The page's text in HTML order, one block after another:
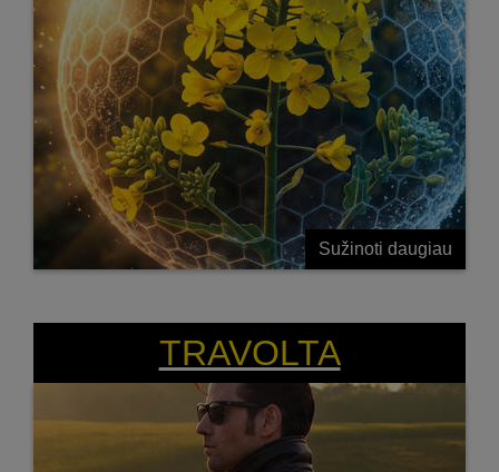
Sužinoti daugiau
TRAVOLTA